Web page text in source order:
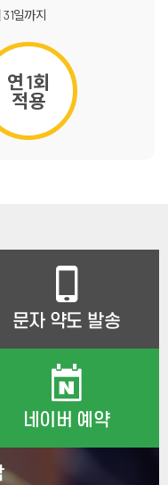
31일까지
연 1회
적용
문자 약도 발송
네이버 예약